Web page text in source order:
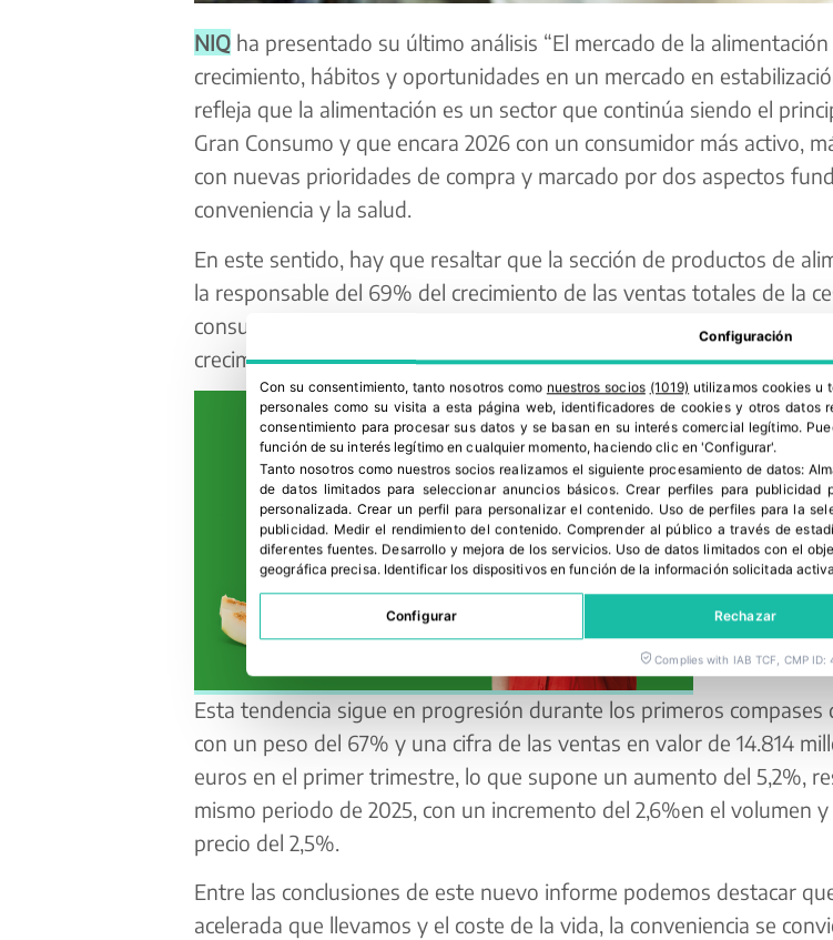
NIQ ha presentado su último análisis “El mercado de la alimentación
crecimiento, hábitos y oportunidades en un mercado en
refleja que la alimentación es un sector que continúa siendo el
Gran Consumo y que encara 2026 con un consumidor más activo,
con nuevas prioridades de compra y marcado por dos aspectos
conveniencia y la salud.
En este sentido, hay que resaltar que la sección de productos de
la responsable del 69% del crecimiento de las ventas totales de la
consumo, alcanzando una cifra de 58.582 millones de euros y
crecimiento del 4,6% durante el pasado año 2025, respecto al año
Esta tendencia sigue en progresión durante los primeros compases
con un peso del 67% y una cifra de las ventas en valor de 14.814
euros en el primer trimestre, lo que supone un aumento del 5,2%,
mismo periodo de 2025, con un incremento del 2,6%en el volumen
precio del 2,5%.
Entre las conclusiones de este nuevo informe podemos destacar
acelerada que llevamos y el coste de la vida, la conveniencia se
Configuración
Con su consentimiento, tanto nosotros como nuestros socios (1019) utilizamos cookies u
personales como su visita a esta página web, identificadores de cookies y otros datos
consentimiento para procesar sus datos y se basan en su interés comercial legítimo.
función de su interés legítimo en cualquier momento, haciendo clic en 'Configurar'.
Tanto nosotros como nuestros socios realizamos el siguiente procesamiento de datos:
de datos limitados para seleccionar anuncios básicos. Crear perfiles para publicidad
personalizada. Crear un perfil para personalizar el contenido. Uso de perfiles para la
publicidad. Medir el rendimiento del contenido. Comprender al público a través de
diferentes fuentes. Desarrollo y mejora de los servicios. Uso de datos limitados con el
geográfica precisa. Identificar los dispositivos en función de la información solicitada
Configurar Rechazar
Complies with IAB TCF, CMP ID: